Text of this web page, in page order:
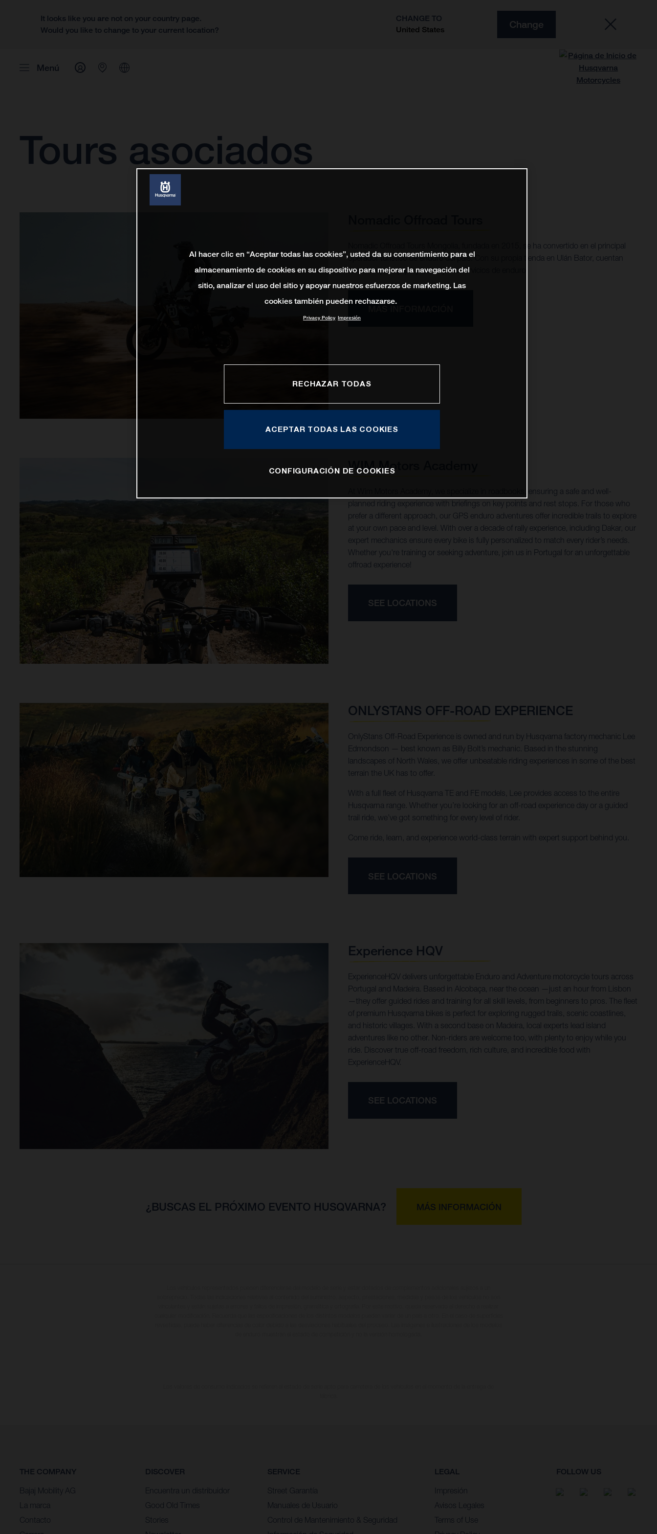
It looks like you are not on your country page.
Would you like to change to your current location?
CHANGE TO
United States
Change
Menú
Tours asociados
Nomadic Offroad Tours Mongolia, fundada en 2015, se ha convertido en el principal
operador turístico de enduro del país. Con su propia tienda en Ulán Bator, cuentan
con el mejor equipo y los mejores servicios de enduro.
WIM Motors Academy
At Wim Motors Academy, we specialize in roadbooks, ensuring a safe and well-
planned riding experience with briefings on key points and rest stops. For those who
prefer a different approach, our GPS enduro adventures offer incredible trails to explore
at your own pace and level. With over a decade of rally experience, including Dakar, our
expert mechanics ensure every bike is fully personalized to match every rider’s needs.
Whether you're training or seeking adventure, join us in Portugal for an unforgettable
offroad experience!
SEE LOCATIONS
ONLYSTANS OFF-ROAD EXPERIENCE
OnlyStans Off-Road Experience is owned and run by Husqvarna factory mechanic Lee
Edmondson — best known as Billy Bolt’s mechanic. Based in the stunning
landscapes of North Wales, we offer unbeatable riding experiences in some of the best
terrain the UK has to offer.
With a full fleet of Husqvarna TE and FE models, Lee provides access to the entire
Husqvarna range. Whether you’re looking for an off-road experience day or a guided
trail ride, we’ve got something for every level of rider.
Come ride, learn, and experience world-class terrain with expert support behind you.
SEE LOCATIONS
Experience HQV
ExperienceHQV delivers unforgettable Enduro and Adventure motorcycle tours across
Portugal and Madeira. Based in Alcobaça, near the ocean —just an hour from Lisbon
—they offer guided rides and training for all skill levels, from beginners to pros. The fleet
of premium Husqvarna bikes is perfect for exploring rugged trails, scenic coastlines,
and historic villages. With a second base on Madeira, local experts lead island
adventures like no other. Non-riders are welcome too, with plenty to enjoy while you
ride. Discover true off-road freedom, rich culture, and incredible food with
ExperienceHQV.
SEE LOCATIONS
¿BUSCAS EL PRÓXIMO EVENTO HUSQVARNA? MÁS INFORMACIÓN
THE COMPANY
Bajaj Mobility AG
La marca
Contacto
DISCOVER
Encuentra un distribuidor
Good Old Times
Stories
SERVICE
Street Garantía
Manuales de Usuario
Control de Mantenimiento & Seguridad
LEGAL
Impresión
Avisos Legales
Terms of Use
FOLLOW US
Al hacer clic en “Aceptar todas las cookies”, usted da su consentimiento para el
almacenamiento de cookies en su dispositivo para mejorar la navegación del
sitio, analizar el uso del sitio y apoyar nuestros esfuerzos de marketing. Las
cookies también pueden rechazarse.
Privacy Policy Impresión
RECHAZAR TODAS
ACEPTAR TODAS LAS COOKIES
CONFIGURACIÓN DE COOKIES